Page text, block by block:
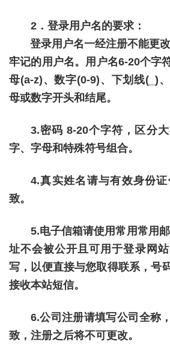
2．登录用户名的要求：
登录用户名一经注册不能更改
牢记的用户名。用户名6-20个字
母(a-z)、数字(0-9)、下划线(_)
母或数字开头和结尾。
3.密码 8-20个字符，区分
字、字母和特殊符号组合。
4.真实姓名请与有效身份
致。
5.电子信箱请使用常用常用
址不会被公开且可用于登录网
写，以便直接与您取得联系，号
接收本站短信。
6.公司注册请填写公司全称
致，注册之后将不可更改。